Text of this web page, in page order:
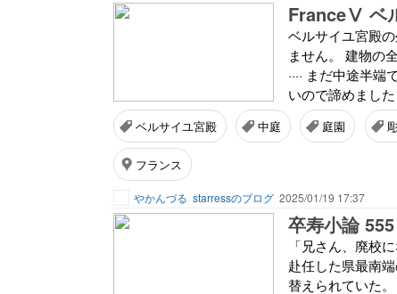
FranceⅤ ベ
ベルサイユ宮殿
ません。 建物の
···· まだ中途半
いので諦めまし
ベルサイユ宮殿 中庭 庭園
フランス
やかんづる starressのブログ 2025/01/19 17:37
卒寿小論
「兄さん、廃校
赴任した県最南
替えられていた